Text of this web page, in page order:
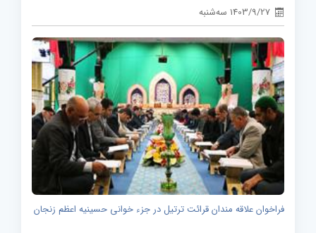
1403/9/27 سه‌شنبه
فراخوان علاقه مندان قرائت ترتیل در جزء خوانی حسینیه اعظم زنجان